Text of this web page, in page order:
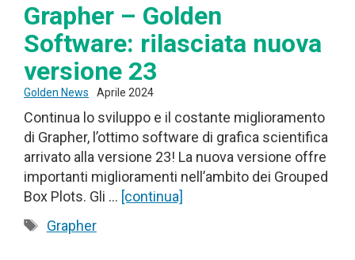
Grapher – Golden
Software: rilasciata nuova
versione 23
Golden News Aprile 2024
Continua lo sviluppo e il costante miglioramento
di Grapher, l’ottimo software di grafica scientifica
arrivato alla versione 23! La nuova versione offre
importanti miglioramenti nell’ambito dei Grouped
Box Plots. Gli … [continua]
Tag
Grapher